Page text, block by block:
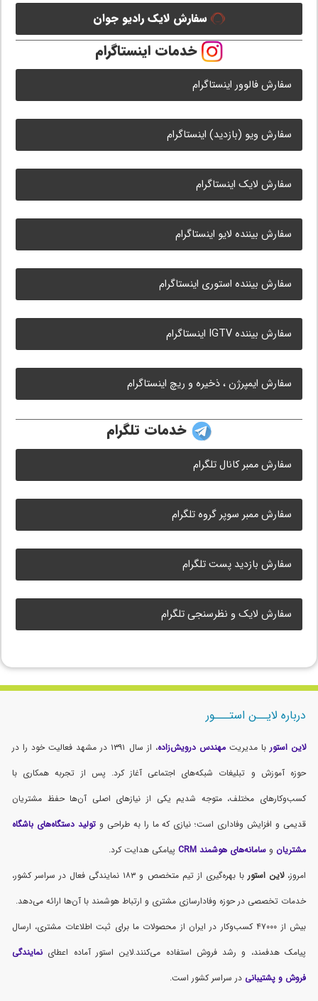
سفارش لایک رادیو جوان
خدمات اینستاگرام
سفارش فالوور اینستاگرام
سفارش ویو (بازدید) اینستاگرام
سفارش لایک اینستاگرام
سفارش بیننده لایو اینستاگرام
سفارش بیننده استوری اینستاگرام
سفارش بیننده IGTV اینستاگرام
سفارش ایمپرژن ، ذخیره و ریچ اینستاگرام
خدمات تلگرام
سفارش ممبر کانال تلگرام
سفارش ممبر سوپر گروه تلگرام
سفارش بازدید پست تلگرام
سفارش لایک و نظرسنجی تلگرام